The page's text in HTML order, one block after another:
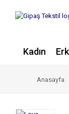
Kadın
Anasayfa